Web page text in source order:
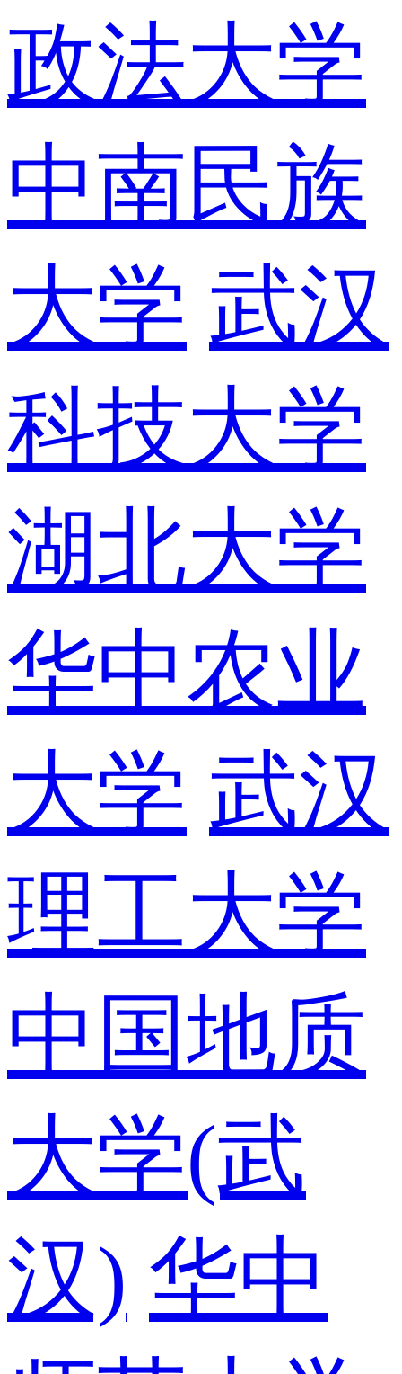
政法大学
中南民族
大学 武汉
科技大学
湖北大学
华中农业
大学 武汉
理工大学
中国地质
大学(武
汉) 华中